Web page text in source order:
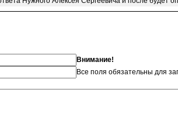
Внимание!
Все поля обязательны для